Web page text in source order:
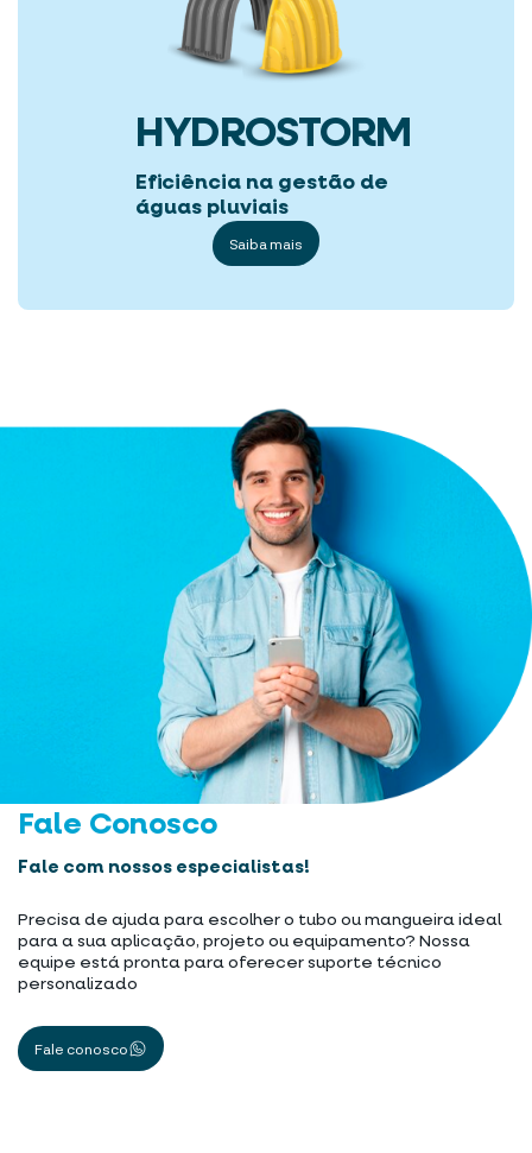
HYDROSTORM
Eficiência na gestão de
águas pluviais
Saiba mais
Fale Conosco
Fale com nossos especialistas!
Precisa de ajuda para escolher o tubo ou mangueira ideal
para a sua aplicação, projeto ou equipamento? Nossa
equipe está pronta para oferecer suporte técnico
personalizado
Fale conosco